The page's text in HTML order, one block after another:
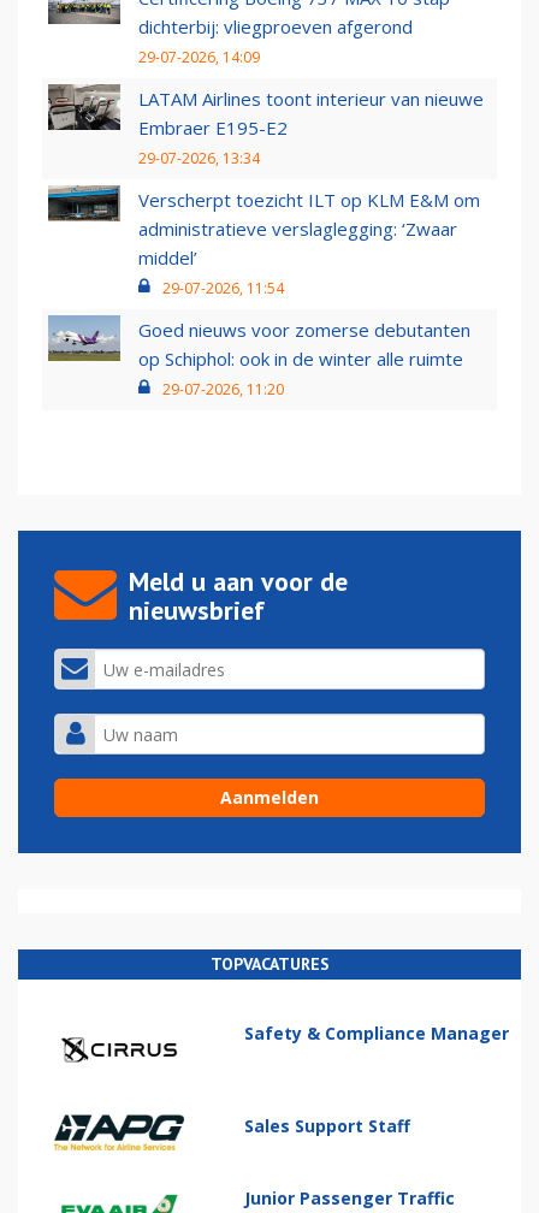
dichterbij: vliegproeven afgerond
29-07-2026, 14:09
LATAM Airlines toont interieur van nieuwe
Embraer E195-E2
29-07-2026, 13:34
Verscherpt toezicht ILT op KLM E&M om
administratieve verslaglegging: ‘Zwaar
middel’
29-07-2026, 11:54
Goed nieuws voor zomerse debutanten
op Schiphol: ook in de winter alle ruimte
29-07-2026, 11:20
Meld u aan voor de
nieuwsbrief
TOPVACATURES
Safety & Compliance Manager
Sales Support Staff
Junior Passenger Traffic